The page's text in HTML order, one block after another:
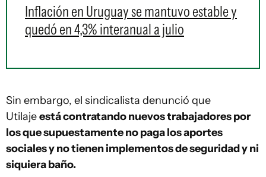
Inflación en Uruguay se mantuvo estable y
quedó en 4,3% interanual a julio
Sin embargo, el sindicalista denunció que
Utilajeestá contratando nuevos trabajadores por
los que supuestamente no paga los aportes
sociales y no tienen implementos de seguridad y ni
siquiera baño.